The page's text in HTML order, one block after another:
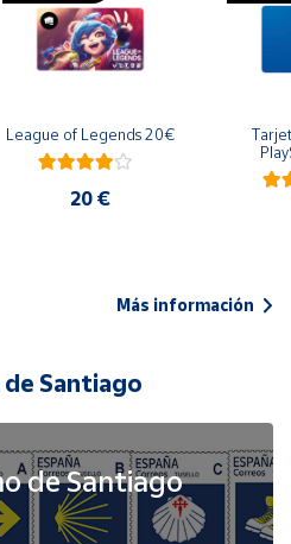
League of Legends 20€
20 €
Más información
de Santiago
de Santiago